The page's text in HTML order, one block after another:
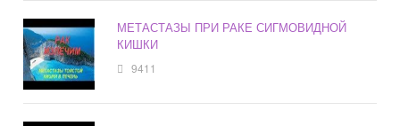
МЕТАСТАЗЫ ПРИ РАКЕ СИГМОВИДНОЙ
КИШКИ
9411